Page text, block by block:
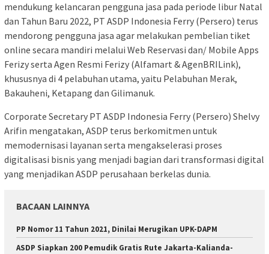
mendukung kelancaran pengguna jasa pada periode libur Natal
dan Tahun Baru 2022, PT ASDP Indonesia Ferry (Persero) terus
mendorong pengguna jasa agar melakukan pembelian tiket
online secara mandiri melalui Web Reservasi dan/ Mobile Apps
Ferizy serta Agen Resmi Ferizy (Alfamart & AgenBRILink),
khususnya di 4 pelabuhan utama, yaitu Pelabuhan Merak,
Bakauheni, Ketapang dan Gilimanuk.
Corporate Secretary PT ASDP Indonesia Ferry (Persero) Shelvy
Arifin mengatakan, ASDP terus berkomitmen untuk
memodernisasi layanan serta mengakselerasi proses
digitalisasi bisnis yang menjadi bagian dari transformasi digital
yang menjadikan ASDP perusahaan berkelas dunia.
BACAAN LAINNYA
PP Nomor 11 Tahun 2021, Dinilai Merugikan UPK-DAPM
ASDP Siapkan 200 Pemudik Gratis Rute Jakarta-Kalianda-